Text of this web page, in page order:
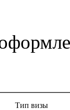
Тип визы